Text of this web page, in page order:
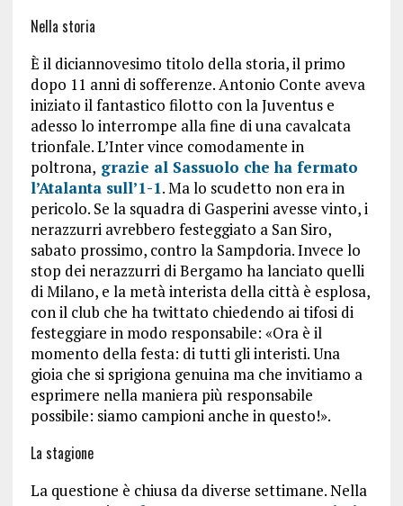
Nella storia
È il diciannovesimo titolo della storia, il primo
dopo 11 anni di sofferenze. Antonio Conte aveva
iniziato il fantastico filotto con la Juventus e
adesso lo interrompe alla fine di una cavalcata
trionfale. L’Inter vince comodamente in
poltrona, grazie al Sassuolo che ha fermato
l’Atalanta sull’1-1. Ma lo scudetto non era in
pericolo. Se la squadra di Gasperini avesse vinto, i
nerazzurri avrebbero festeggiato a San Siro,
sabato prossimo, contro la Sampdoria. Invece lo
stop dei nerazzurri di Bergamo ha lanciato quelli
di Milano, e la metà interista della città è esplosa,
con il club che ha twittato chiedendo ai tifosi di
festeggiare in modo responsabile: «Ora è il
momento della festa: di tutti gli interisti. Una
gioia che si sprigiona genuina ma che invitiamo a
esprimere nella maniera più responsabile
possibile: siamo campioni anche in questo!».
La stagione
La questione è chiusa da diverse settimane. Nella